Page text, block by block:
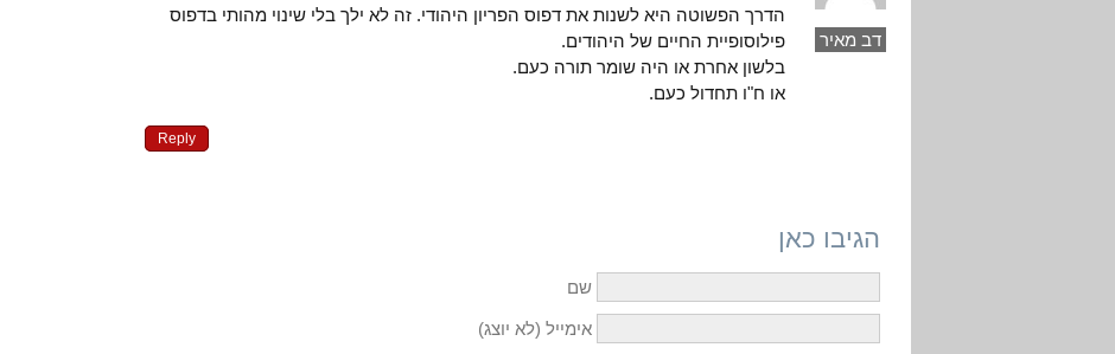
דב מאיר
הדרך הפשוטה היא לשנות את דפוס הפריון היהודי. זה לא ילך בלי שינוי מהותי בדפוס
פילוסופיית החיים של היהודים.
בלשון אחרת או היה שומר תורה כעם.
או ח"ו תחדול כעם.
Reply
הגיבו כאן
שם
אימייל (לא יוצג)